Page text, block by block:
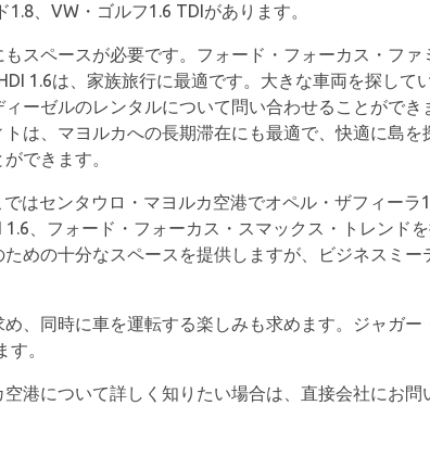
、VW・ゴルフ1.6 TDIがあります。
スペースが必要です。フォード・フォーカス・ファ
1.6は、家族旅行に最適です。大きな車両を探して
ーゼルのレンタルについて問い合わせることができ
は、マヨルカへの長期滞在にも最適で、快適に島
できます。
はセンタウロ・マヨルカ空港でオペル・ザフィーラ
1.6、フォード・フォーカス・スマックス・トレンド
めの十分なスペースを提供しますが、ビジネスミ
、同時に車を運転する楽しみも求めます。ジャガー
。
港について詳しく知りたい場合は、直接会社にお問